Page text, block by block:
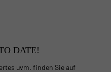
DATE!
uvm. finden Sie auf